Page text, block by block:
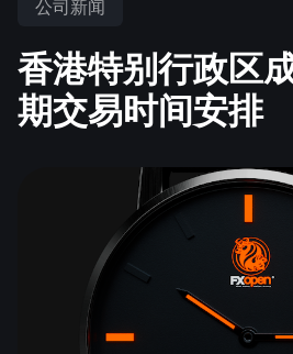
外汇模拟账户
佣金和库存费
付款
什么是PAMM?
最佳 PAMM 账户排名
PAMM ECN
外汇竞赛
外汇
指数
加密货币
交易平台
iOS FXOpen App
Android FXOpen App
股息日历
外汇论坛
为什么是我们？
公司新闻
香港特别行政区
期交易时间安排